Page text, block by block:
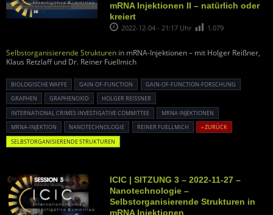
mRNA Injektionen II – natürlich oder
kreiert
2022-12-04 - 21:17 Uhr 1.079
Selbstorganisierende Strukturen in mRNA-Injektionen – mit Holger Reißner,
Klaus Retzlaff und Dr. Reiner Fuellmich
BIOLOGISCHE WAFFE GAIN-OF-FUNCTION
GAIN-OF-FUNCTION-FORSCHUNG
GRAPHEN
GRAPHENOXID
HOLGER REISSNER
INTERNATIONAL CRIMES INVESTIGATIVE COMMITTEE
MRNA INJEKTIONEN
MRNA-INJEKTION
NANOTECHNOLOGIE REINER FUELLMICH
« ZURÜCK
SELBSTORGANISIERENDE STRUKTUREN
ICIC | SITZUNG 3 – 2022-11-27 –
Nanotechnologie –
Selbstorganisierende Strukturen in
mRNA Injektionen